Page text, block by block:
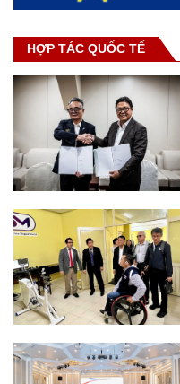
HỢP TÁC QUỐC TẾ